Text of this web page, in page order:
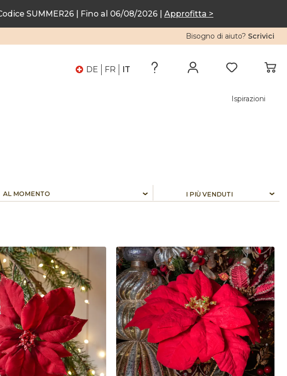
SUMMER26 | Fino al 06/08/2026 | Approfitta >
Bisogno di aiuto? Scrivici
DE FR IT
Ispirazioni
AL MOMENTO